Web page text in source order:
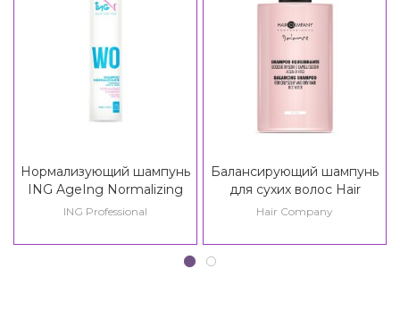
Нормализующий шампунь
ING AgeIng Normalizing
Shampoo 14+
ING Professional
Балансирующий шампунь
для сухих волос Hair
Company Crono Age
Shampoo 14+
Hair Company